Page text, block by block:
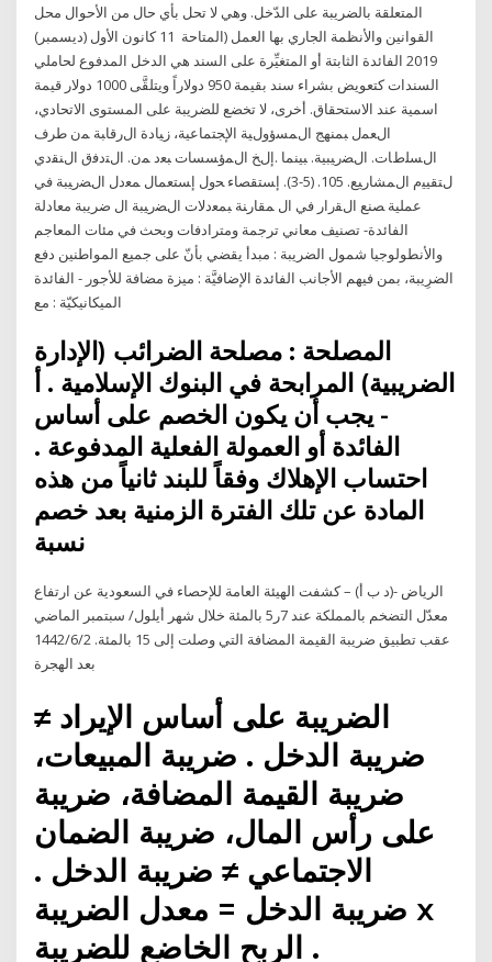
المتعلقة بالضريبة على الدّخل. وهي لا تحل بأي حال من الأحوال محل
القوانين والأنظمة الجاري بها العمل (المتاحة 11 كانون الأول (ديسمبر)
2019 الفائدة الثابتة أو المتغيِّرة على السند هي الدخل المدفوع لحاملي
السندات كتعويض بشراء سند بقيمة 950 دولاراً ويتلقَّى 1000 دولار قيمة
اسمية عند الاستحقاق. أخرى، لا تخضع للضريبة على المستوى الاتحادي،
اﻝﻌﻤل ﺒﻤﻨﻬﺞ اﻝﻤﺴؤوﻝﻴﺔ اﻹﺠﺘﻤﺎﻋﻴﺔ، زﻴﺎدة اﻝرﻗﺎﺒﺔ ﻤن طرف
اﻝﺴﻠطﺎت. اﻝﻀرﻴﺒﻴﺔ. ﺒﻴﻨﻤﺎ .إﻝﺦ اﻝﻤؤﺴﺴﺎت ﺒﻌد ﻤن. اﻝﺘدﻓق اﻝﻨﻘدي
ﻝﺘﻘﻴﻴم اﻝﻤﺸﺎرﻴﻊ. 105. (5-3). إﺴﺘﻘﺼﺎء ﺤول إﺴﺘﻌﻤﺎل ﻤﻌدل اﻝﻀرﻴﺒﺔ ﻓﻲ
ﻋﻤﻠﻴﺔ ﺼﻨﻊ اﻝﻘرار ﻓﻲ اﻝ ﻤﻘﺎرﻨﺔ ﺒﻤﻌدﻻت اﻝﻀرﻴﺒﺔ اﻝ ضريبة معادلة
الفائدة- تصنيف معاني ترجمة ومترادفات وبحث في مئات المعاجم
والأنطولوجيا شمول الضريبة : مبدأ يقضي بأنّ على جميع المواطنين دفع
الضرِيبة، بمن فيهم الأجانب الفائدة الإضافيَّة : ميزة مضافة للأجور - الفائدة
الميكانيكيّة : مع
المصلحة : مصلحة الضرائب (الإدارة
الضريبية) المرابحة في البنوك الإسلامية . أ
- يجب أن يكون الخصم على أساس
الفائدة أو العمولة الفعلية المدفوعة .
احتساب الإهلاك وفقاً للبند ثانياً من هذه
المادة عن تلك الفترة الزمنية بعد خصم
نسبة
الرياض -(د ب أ) – كشفت الهيئة العامة للإحصاء في السعودية عن ارتفاع
معدّل التضخم بالمملكة عند 7ر5 بالمئة خلال شهر أيلول/ سبتمبر الماضي
عقب تطبيق ضريبة القيمة المضافة التي وصلت إلى 15 بالمئة. 2‏‏/6‏‏/1442
بعد الهجرة
الضريبة على أساس الإيراد ≠
ضريبة الدخل . ضريبة المبيعات،
ضريبة القيمة المضافة، ضريبة
على رأس المال، ضريبة الضمان
الاجتماعي ≠ ضريبة الدخل .
ضريبة الدخل = معدل الضريبة x
الربح الخاضع للضريبة .